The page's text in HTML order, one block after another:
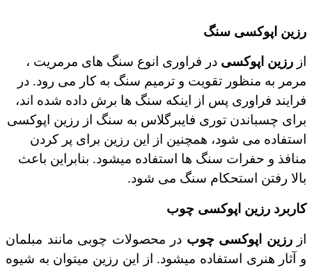
رزین اپوکسی سنگ
از رزین اپوکسی در فراوری انوع سنگ های مرمریت ،
مرمر به منظور تقویت و ترمیم سنگ به کار می رود. در
فرایند فراوری پس از اینکه سنگ ها برش داده شده اند،
برای چسباندن توری فایبرگلاس به سنگ از رزین اپوکسی
استفاده می شود، همچنین از این رزین برای پر کردن
منافذ و حفرات سنگ ها استفاده میشود. بنابراین باعث
بالا رفتن استحکام سنگ می شود.
کاربرد رزین اپوکسی چوب
ازرزین اپوکسی چوب در محصولات چوبی مانند مبلمان
و آثار هنری استفاده میشود. از این رزین میتوان به شیوه